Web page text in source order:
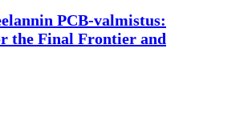
PCB-valmistus:
the Final Frontier and